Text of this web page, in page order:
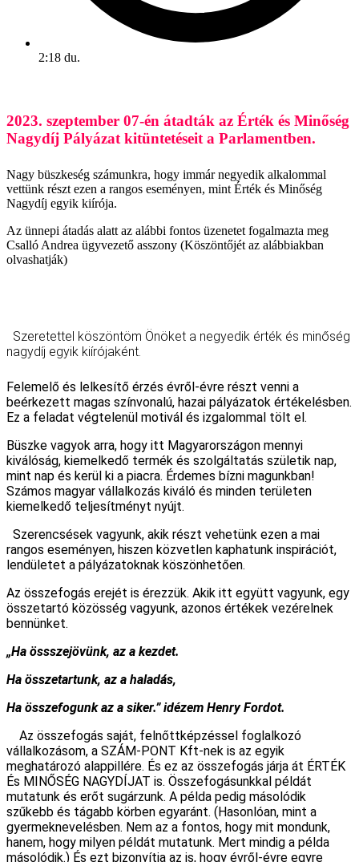
2:18 du.
2023. szeptember 07-én átadták az Érték és Minőség
Nagydíj Pályázat kitüntetéseit a Parlamentben.
Nagy büszkeség számunkra, hogy immár negyedik alkalommal
vettünk részt ezen a rangos eseményen, mint Érték és Minőség
Nagydíj egyik kiírója.
Az ünnepi átadás alatt az alábbi fontos üzenetet fogalmazta meg
Csalló Andrea ügyvezető asszony (Köszöntőjét az alábbiakban
olvashatják)
Szeretettel köszöntöm Önöket a negyedik érték és minőség
nagydíj egyik kiírójaként.
Felemelő és lelkesítő érzés évről-évre részt venni a
beérkezett magas színvonalú, hazai pályázatok értékelésben.
Ez a feladat végtelenül motivál és izgalommal tölt el.
Büszke vagyok arra, hogy itt Magyarországon mennyi
kiválóság, kiemelkedő termék és szolgáltatás születik nap,
mint nap és kerül ki a piacra. Érdemes bízni magunkban!
Számos magyar vállalkozás kiváló és minden területen
kiemelkedő teljesítményt nyújt.
Szerencsések vagyunk, akik részt vehetünk ezen a mai
rangos eseményen, hiszen közvetlen kaphatunk inspirációt,
lendületet a pályázatoknak köszönhetően.
Az összefogás erejét is érezzük. Akik itt együtt vagyunk, egy
összetartó közösség vagyunk, azonos értékek vezérelnek
bennünket.
„Ha össszejövünk, az a kezdet.
Ha összetartunk, az a haladás,
Ha összefogunk az a siker.” idézem Henry Fordot.
Az összefogás saját, felnőttképzéssel foglalkozó
vállalkozásom, a SZÁM-PONT Kft-nek is az egyik
meghatározó alappillére. És ez az összefogás járja át ÉRTÉK
És MINŐSÉG NAGYDÍJAT is. Összefogásunkkal példát
mutatunk és erőt sugárzunk. A példa pedig másolódik
szűkebb és tágabb körben egyaránt. (Hasonlóan, mint a
gyermeknevelésben. Nem az a fontos, hogy mit mondunk,
hanem, hogy milyen példát mutatunk. Mert mindig a példa
másolódik.) És ezt bizonyítja az is, hogy évről-évre egyre